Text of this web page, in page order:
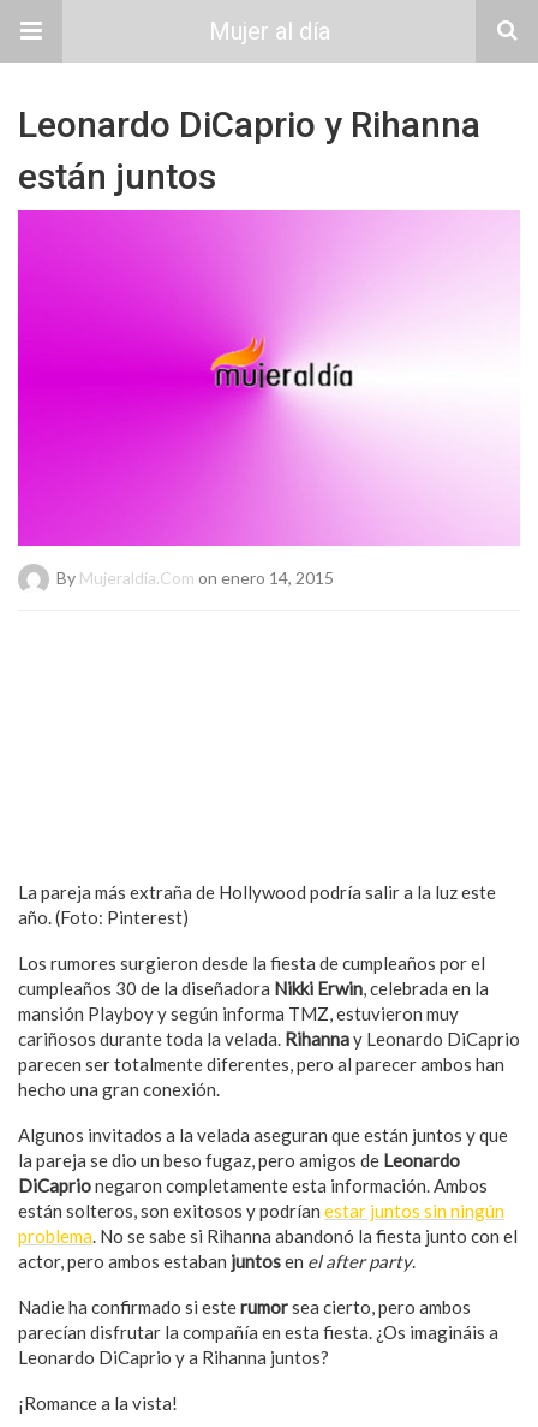
Mujer al día
Leonardo DiCaprio y Rihanna
están juntos
By Mujeraldia.com on enero 14, 2015
La pareja más extraña de Hollywood podría salir a la luz este
año. (Foto: Pinterest)
Los rumores surgieron desde la fiesta de cumpleaños por el
cumpleaños 30 de la diseñadora Nikki Erwin, celebrada en la
mansión Playboy y según informa TMZ, estuvieron muy
cariñosos durante toda la velada. Rihannay Leonardo DiCaprio
parecen ser totalmente diferentes, pero al parecer ambos han
hecho una gran conexión.
Algunos invitados a la velada aseguran que están juntos y que
la pareja se dio un beso fugaz, pero amigos de Leonardo
DiCaprionegaron completamente esta información. Ambos
están solteros, son exitosos y podrían estar juntos sin ningún
problema. No se sabe si Rihanna abandonó la fiesta junto con el
actor, pero ambos estaban juntosen el after party.
Nadie ha confirmado si esterumorsea cierto, pero ambos
parecían disfrutar la compañía en esta fiesta. ¿Os imagináis a
Leonardo DiCaprio y a Rihanna juntos?
¡Romance a la vista!